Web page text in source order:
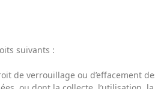
suivants :
de verrouillage ou d’effacement